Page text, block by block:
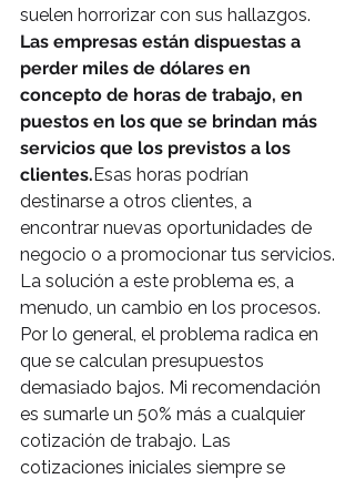
suelen horrorizar con sus hallazgos.
Las empresas están dispuestas a
perder miles de dólares en
concepto de horas de trabajo, en
puestos en los que se brindan más
servicios que los previstos a los
clientes.Esas horas podrían
destinarse a otros clientes, a
encontrar nuevas oportunidades de
negocio o a promocionar tus servicios.
La solución a este problema es, a
menudo, un cambio en los procesos.
Por lo general, el problema radica en
que se calculan presupuestos
demasiado bajos. Mi recomendación
es sumarle un 50% más a cualquier
cotización de trabajo. Las
cotizaciones iniciales siempre se